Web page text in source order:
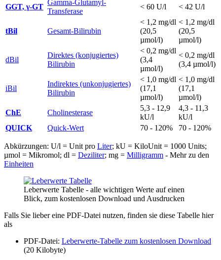
GGT, γ-GT
Gamma-Glutamyl-
Transferase
< 60 U/l < 42 U/l
tBil Gesamt-Bilirubin
< 1,2 mg/dl
(20,5
µmol/l)
< 1,2 mg/dl
(20,5
µmol/l)
dBil
Direktes (konjugiertes)
Bilirubin
< 0,2 mg/dl
(3,4
µmol/l)
< 0,2 mg/dl
(3,4 µmol/l)
iBil
Indirektes (unkonjugiertes)
Bilirubin
< 1,0 mg/dl
(17,1
µmol/l)
< 1,0 mg/dl
(17,1
µmol/l)
ChE
Cholinesterase
5,3 - 12,9
kU/l
4,3 - 11,3
kU/l
QUICK
Quick-Wert 70 - 120% 70 - 120%
Abkürzungen: U/l = Unit pro Liter; kU = KiloUnit = 1000 Units;
µmol = Mikromol; dl = Deziliter; mg = Milligramm - Mehr zu den
Einheiten
Leberwerte Tabelle - alle wichtigen Werte auf einen
Blick, zum kostenlosen Download und Ausdrucken
Falls Sie lieber eine PDF-Datei nutzen, finden sie diese Tabelle hier
als
PDF-Datei: Leberwerte-Tabelle zum kostenlosen Download
(20 Kilobyte)